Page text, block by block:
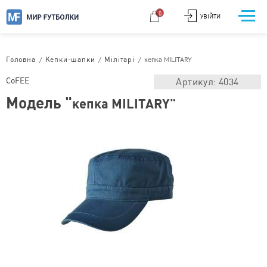
УВІЙТИ
0
Головна / Кепки-шапки / Мілітарі / кепка MILITARY
CoFEE Артикул: 4034
Модель "кепка MILITARY"